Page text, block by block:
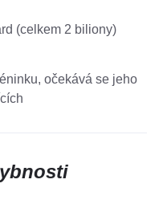
(celkem 2 biliony)
očekává se jeho